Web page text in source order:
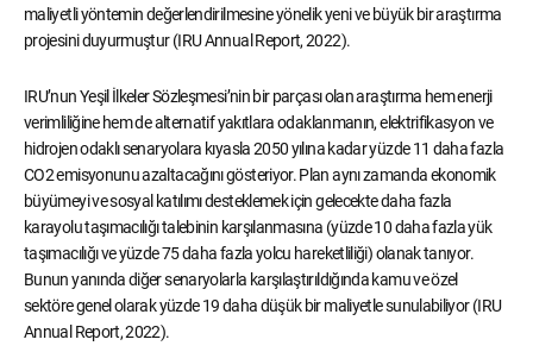
maliyetli yöntemin değerlendirilmesine yönelik yeni ve büyük bir araştırma
projesini duyurmuştur (IRU Annual Report, 2022).
IRU’nun Yeşil İlkeler Sözleşmesi’nin bir parçası olan araştırma hem enerji
verimliliğine hem de alternatif yakıtlara odaklanmanın, elektrifikasyon ve
hidrojen odaklı senaryolara kıyasla 2050 yılına kadar yüzde 11 daha fazla
CO2 emisyonunu azaltacağını gösteriyor. Plan aynı zamanda ekonomik
büyümeyi ve sosyal katılımı desteklemek için gelecekte daha fazla
karayolu taşımacılığı talebinin karşılanmasına (yüzde 10 daha fazla yük
taşımacılığı ve yüzde 75 daha fazla yolcu hareketliliği) olanak tanıyor.
Bunun yanında diğer senaryolarla karşılaştırıldığında kamu ve özel
sektöre genel olarak yüzde 19 daha düşük bir maliyetle sunulabiliyor (IRU
Annual Report, 2022).